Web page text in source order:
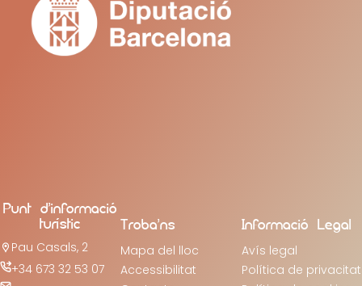
Punt d’informació
turístic
Pau Casals, 2
+34 673 32 53 07
Troba’ns
Mapa del lloc
Accessibilitat
Informació Legal
Avís legal
Política de privacitat